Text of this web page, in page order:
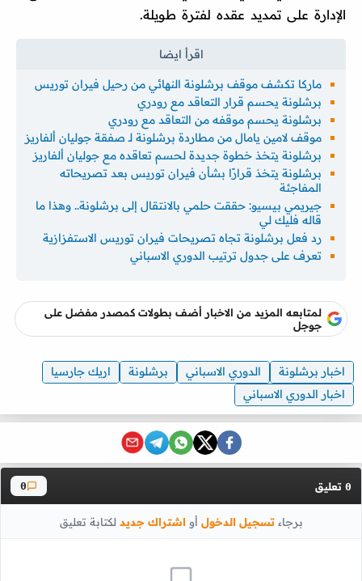
الإدارة على تمديد عقده لفترة طويلة.
ماركا تكشف موقف برشلونة النهائي من رحيل فيران توريس
برشلونة يحسم قرار التعاقد مع رودري
برشلونة يحسم موقفه من التعاقد مع رودري
موقف لامين يامال من مطاردة برشلونة لـ صفقة جوليان ألفاريز
برشلونة يتخذ خطوة جديدة لحسم تعاقده مع جوليان ألفاريز
برشلونة يتخذ قرارًا بشأن فيران توريس بعد تصريحاته
المفاجئة
جيريمي بيسيو: حققت حلمي بالانتقال إلى برشلونة.. وهذا ما
قاله فليك لي
رد فعل برشلونة تجاه تصريحات فيران توريس الاستفزازية
تعرف على جدول ترتيب الدوري الاسباني
لمتابعه المزيد من الاخبار أضف بطولات كمصدر مفضل على
جوجل
اخبار برشلونة الدوري الاسباني برشلونة
اريك جارسيا
اخبار الدوري الاسباني
0 تعليق 0
برجاءتسجيل الدخول أواشتراك جديد لكتابة تعليق